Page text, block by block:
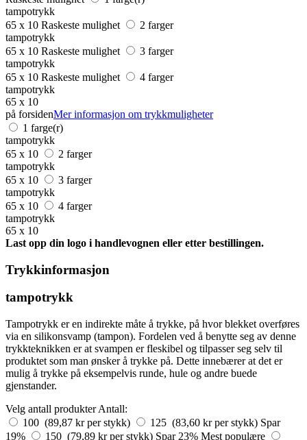
tampotrykk
65 x 10 Raskeste mulighet
2 farger
tampotrykk
65 x 10 Raskeste mulighet
3 farger
tampotrykk
65 x 10 Raskeste mulighet
4 farger
tampotrykk
65 x 10
på forsidenMer informasjon om trykkmuligheter
1 farge(r)
tampotrykk
65 x 10
2 farger
tampotrykk
65 x 10
3 farger
tampotrykk
65 x 10
4 farger
tampotrykk
65 x 10
Last opp din logo i handlevognen eller etter bestillingen.
Trykkinformasjon
tampotrykk
Tampotrykk er en indirekte måte å trykke, på hvor blekket overføres
via en silikonsvamp (tampon). Fordelen ved å benytte seg av denne
trykkteknikken er at svampen er fleskibel og tilpasser seg selv til
produktet som man ønsker å trykke på. Dette innebærer at det er
mulig å trykke på eksempelvis runde, hule og andre buede
gjenstander.
Velg antall produkter Antall:
100 (89,87 kr per stykk)
125 (83,60 kr per stykk) Spar
19%
150 (79,89 kr per stykk) Spar 23% Mest populære